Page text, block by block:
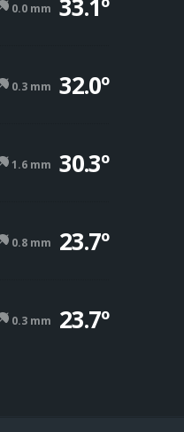
0.0 mm 33.1º
0.3 mm 32.0º
1.6 mm 30.3º
0.8 mm 23.7º
0.3 mm 23.7º